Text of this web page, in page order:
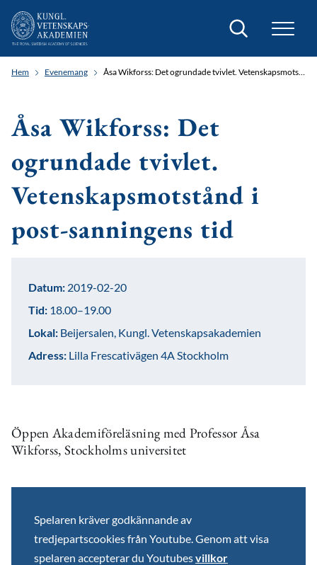
Sök
Hem Evenemang Åsa Wikforss: Det ogrundade tvivlet. Vetenskapsmotstånd i post-sanningens tid
Åsa Wikforss: Det
ogrundade tvivlet.
Vetenskapsmotstånd i
post-sanningens tid
Öppen Akademiföreläsning med Professor Åsa
Wikforss, Stockholms universitet
Spelaren kräver godkännande av
tredjepartscookies från Youtube. Genom att visa
spelaren accepterar du Youtubesvillkor
Datum: 2019-02-20
Tid: 18.00–19.00
Lokal: Beijersalen, Kungl. Vetenskapsakademien
Adress: Lilla Frescativägen 4A Stockholm